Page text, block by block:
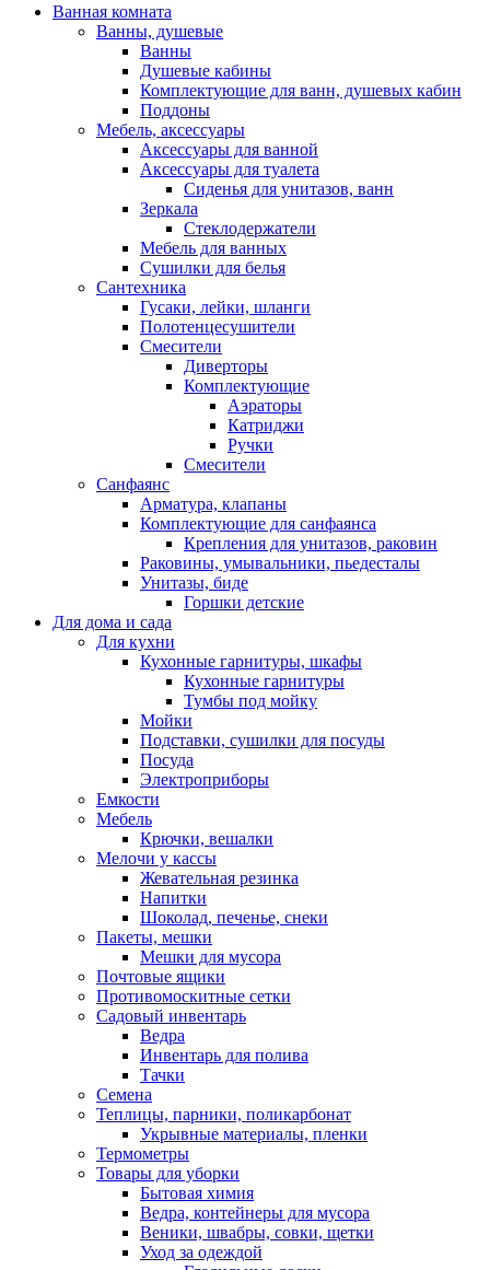
Ванная комната
Ванны, душевые
Ванны
Душевые кабины
Комплектующие для ванн, душевых кабин
Поддоны
Мебель, аксессуары
Аксессуары для ванной
Аксессуары для туалета
Сиденья для унитазов, ванн
Зеркала
Стеклодержатели
Мебель для ванных
Сушилки для белья
Сантехника
Гусаки, лейки, шланги
Полотенцесушители
Смесители
Диверторы
Комплектующие
Аэраторы
Катриджи
Ручки
Смесители
Санфаянс
Арматура, клапаны
Комплектующие для санфаянса
Крепления для унитазов, раковин
Раковины, умывальники, пьедесталы
Унитазы, биде
Горшки детские
Для дома и сада
Для кухни
Кухонные гарнитуры, шкафы
Кухонные гарнитуры
Тумбы под мойку
Мойки
Подставки, сушилки для посуды
Посуда
Электроприборы
Емкости
Мебель
Крючки, вешалки
Мелочи у кассы
Жевательная резинка
Напитки
Шоколад, печенье, снеки
Пакеты, мешки
Мешки для мусора
Почтовые ящики
Противомоскитные сетки
Садовый инвентарь
Ведра
Инвентарь для полива
Тачки
Семена
Теплицы, парники, поликарбонат
Укрывные материалы, пленки
Термометры
Товары для уборки
Бытовая химия
Ведра, контейнеры для мусора
Веники, швабры, совки, щетки
Уход за одеждой